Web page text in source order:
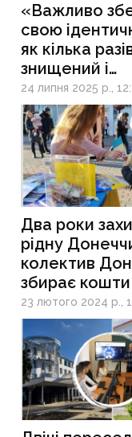
«Важливо
свою
як кілька
знищений і
релокований
війну
національний
технічний
університет
інтегрується
на Львівщині
24 липня 2025 р.,
Два роки
рідну
колектив
збирає
дрон для
випускника,
боронить
23 лютого 2024 р.,